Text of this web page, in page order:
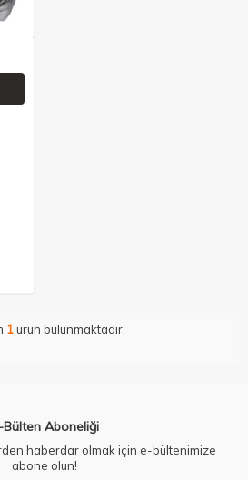
1ürün bulunmaktadır.
Bülten Aboneliği
haberdar olmak için e-bültenimize
abone olun!